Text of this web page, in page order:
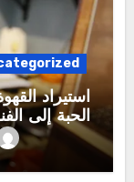
استيراد
الحبة إلى